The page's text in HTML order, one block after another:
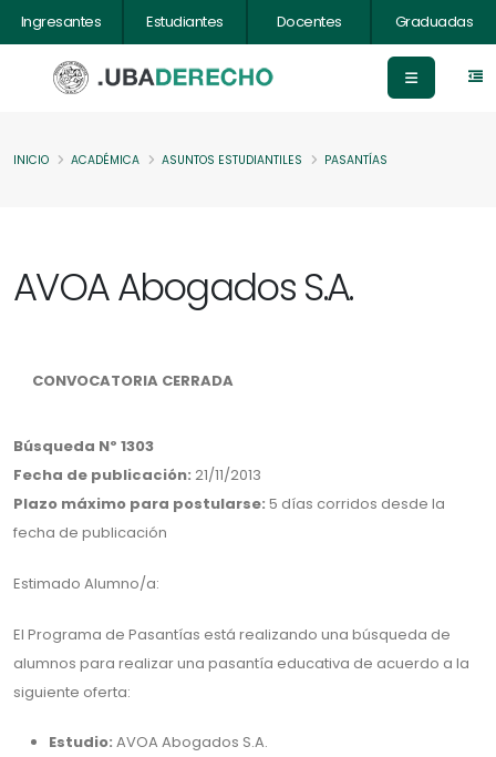
Ingresantes Estudiantes Docentes Graduadas
INICIO ACADÉMICA ASUNTOS ESTUDIANTILES PASANTÍAS
AVOA Abogados S.A.
CONVOCATORIA CERRADA
Búsqueda Nº 1303
Fecha de publicación: 21/11/2013
Plazo máximo para postularse: 5 días corridos desde la
fecha de publicación
Estimado Alumno/a:
El Programa de Pasantías está realizando una búsqueda de
alumnos para realizar una pasantía educativa de acuerdo a la
siguiente oferta:
Estudio: AVOA Abogados S.A.